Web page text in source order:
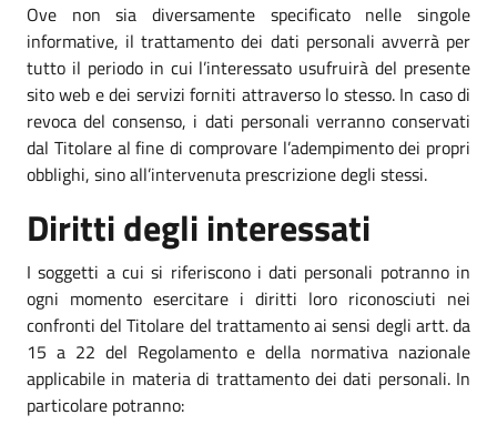
Ove non sia diversamente specificato nelle singole
informative, il trattamento dei dati personali avverrà per
tutto il periodo in cui l’interessato usufruirà del presente
sito web e dei servizi forniti attraverso lo stesso. In caso di
revoca del consenso, i dati personali verranno conservati
dal Titolare al fine di comprovare l’adempimento dei propri
obblighi, sino all’intervenuta prescrizione degli stessi.
Diritti degli interessati
I soggetti a cui si riferiscono i dati personali potranno in
ogni momento esercitare i diritti loro riconosciuti nei
confronti del Titolare del trattamento ai sensi degli artt. da
15 a 22 del Regolamento e della normativa nazionale
applicabile in materia di trattamento dei dati personali. In
particolare potranno: